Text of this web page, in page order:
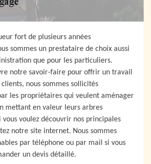
fort de plusieurs années
sommes un prestataire de choix aussi
que pour les particuliers.
notre savoir-faire pour offrir un travail
nous sommes sollicités
les propriétaires qui veulent aménager
mettant en valeur leurs arbres
vous voulez découvrir nos principales
notre site internet. Nous sommes
par téléphone ou par mail si vous
un devis détaillé.